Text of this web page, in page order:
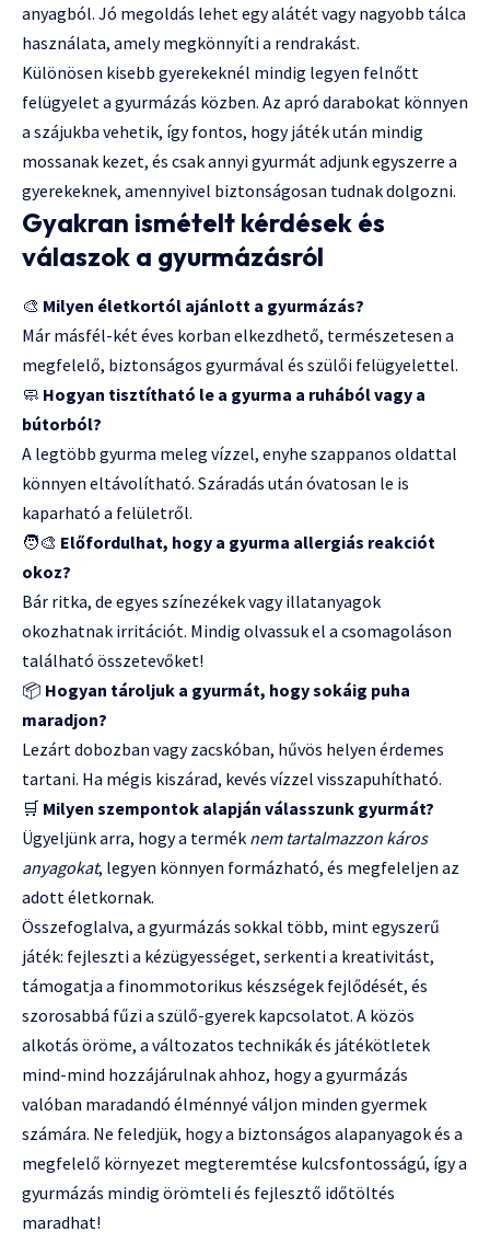
anyagból. Jó megoldás lehet egy alátét vagy nagyobb tálca
használata, amely megkönnyíti a rendrakást.
Különösen kisebb gyerekeknél mindig legyen felnőtt
felügyelet a gyurmázás közben. Az apró darabokat könnyen
a szájukba vehetik, így fontos, hogy játék után mindig
mossanak kezet, és csak annyi gyurmát adjunk egyszerre a
gyerekeknek, amennyivel biztonságosan tudnak dolgozni.
Gyakran ismételt kérdések és
válaszok a gyurmázásról
🎨 Milyen életkortól ajánlott a gyurmázás?
Már másfél-két éves korban elkezdhető, természetesen a
megfelelő, biztonságos gyurmával és szülői felügyelettel.
🧼 Hogyan tisztítható le a gyurma a ruhából vagy a
bútorból?
A legtöbb gyurma meleg vízzel, enyhe szappanos oldattal
könnyen eltávolítható. Száradás után óvatosan le is
kaparható a felületről.
🧑‍🎨 Előfordulhat, hogy a gyurma allergiás reakciót
okoz?
Bár ritka, de egyes színezékek vagy illatanyagok
okozhatnak irritációt. Mindig olvassuk el a csomagoláson
található összetevőket!
📦 Hogyan tároljuk a gyurmát, hogy sokáig puha
maradjon?
Lezárt dobozban vagy zacskóban, hűvös helyen érdemes
tartani. Ha mégis kiszárad, kevés vízzel visszapuhítható.
🛒 Milyen szempontok alapján válasszunk gyurmát?
Ügyeljünk arra, hogy a termék nem tartalmazzon káros
anyagokat, legyen könnyen formázható, és megfeleljen az
adott életkornak.
Összefoglalva, a gyurmázás sokkal több, mint egyszerű
játék: fejleszti a kézügyességet, serkenti a kreativitást,
támogatja a finommotorikus készségek fejlődését, és
szorosabbá fűzi a szülő-gyerek kapcsolatot. A közös
alkotás öröme, a változatos technikák és játékötletek
mind-mind hozzájárulnak ahhoz, hogy a gyurmázás
valóban maradandó élménnyé váljon minden gyermek
számára. Ne feledjük, hogy a biztonságos alapanyagok és a
megfelelő környezet megteremtése kulcsfontosságú, így a
gyurmázás mindig örömteli és fejlesztő időtöltés
maradhat!